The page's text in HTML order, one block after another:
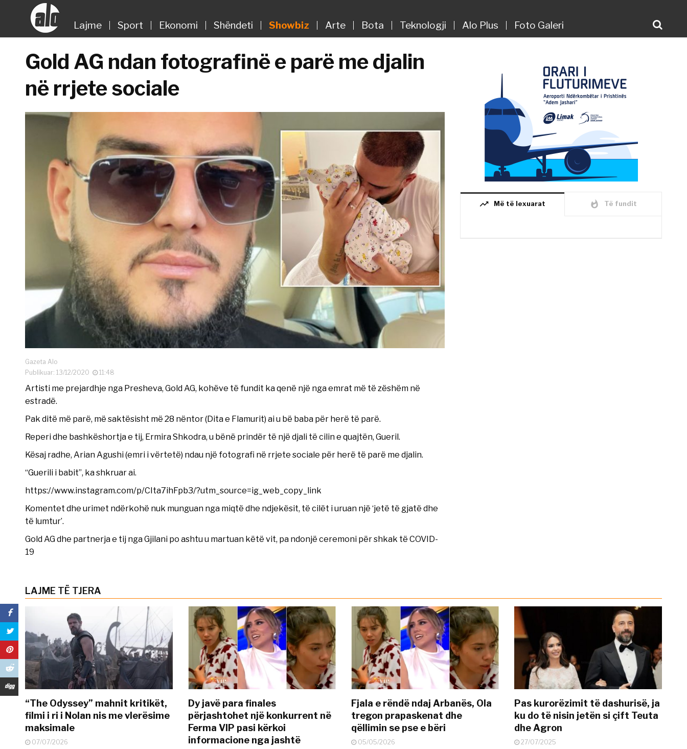
Lajme Sport Ekonomi Shëndeti Showbiz Arte Bota Teknologji Alo Plus Foto Galeri
Gold AG ndan fotografinë e parë me djalin
në rrjete sociale
Gazeta Alo
Publikuar: 13/12/2020
11:48
Artisti me prejardhje nga Presheva, Gold AG, kohëve të fundit ka qenë një nga emrat më të zëshëm në
estradë.
Pak ditë më parë, më saktësisht më 28 nëntor (Dita e Flamurit) ai u bë baba për herë të parë.
Reperi dhe bashkëshortja e tij, Ermira Shkodra, u bënë prindër të një djali të cilin e quajtën, Gueril.
Kësaj radhe, Arian Agushi (emri i vërtetë) ndau një fotografi në rrjete sociale për herë të parë me djalin.
“Guerili i babit”, ka shkruar ai.
https://www.instagram.com/p/CIta7ihFpb3/?utm_source=ig_web_copy_link
Komentet dhe urimet ndërkohë nuk munguan nga miqtë dhe ndjekësit, të cilët i uruan një ‘jetë të gjatë dhe
të lumtur’.
Gold AG dhe partnerja e tij nga Gjilani po ashtu u martuan këtë vit, pa ndonjë ceremoni për shkak të COVID-
19
trending_up Më të lexuarat whatshot Të fundit
LAJME TË TJERA
“The Odyssey” mahnit kritikët,
filmi i ri i Nolan nis me vlerësime
maksimale
07/07/2026
Dy javë para finales
përjashtohet një konkurrent në
Ferma VIP pasi kërkoi
informacione nga jashtë
Fjala e rëndë ndaj Arbanës, Ola
tregon prapaskenat dhe
qëllimin se pse e bëri
05/05/2026
Pas kurorëzimit të dashurisë, ja
ku do të nisin jetën si çift Teuta
dhe Agron
27/07/2025